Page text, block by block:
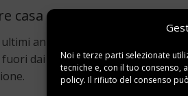
Noi e terze parti selezionate
tecniche e, con il tuo consenso,
policy. Il rifiuto del consenso
casa con le luci di Natale
anni sempre più
dai periodi festivi, rendendole